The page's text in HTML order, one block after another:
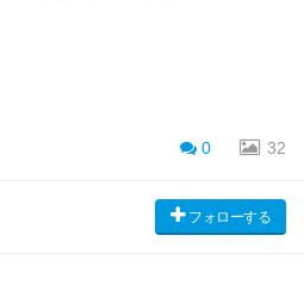
0 32
フォローする